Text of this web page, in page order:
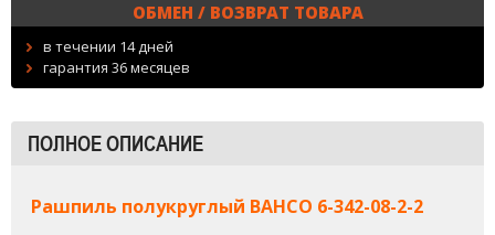
ОБМЕН / ВОЗВРАТ ТОВАРА
в течении 14 дней
гарантия 36 месяцев
ПОЛНОЕ ОПИСАНИЕ
Рашпиль полукруглый BAHCO 6-342-08-2-2